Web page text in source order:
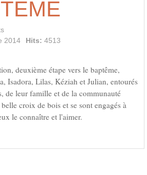
2014
Hits: 4513
deuxième étape vers le baptême,
Isadora, Lilas, Kéziah et Julian, entourés
de leur famille et de la communauté
croix de bois et se sont engagés à
le connaître et l'aimer.